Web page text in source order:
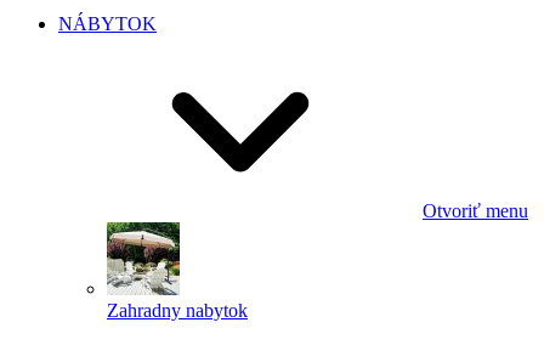
NÁBYTOK
Otvoriť menu
Zahradny nabytok